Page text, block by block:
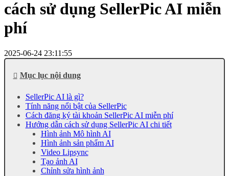
cách sử dụng SellerPic AI miễn
phí
2025-06-24 23:11:55
Mục lục nội dung
SellerPic AI là gì?
Tính năng nổi bật của SellerPic
Cách đăng ký tài khoản SellerPic AI miễn phí
Hướng dẫn cách sử dụng SellerPic AI chi tiết
Hình ảnh Mô hình AI
Hình ảnh sản phẩm AI
Video Lipsync
Tạo ảnh AI
Chỉnh sửa hình ảnh